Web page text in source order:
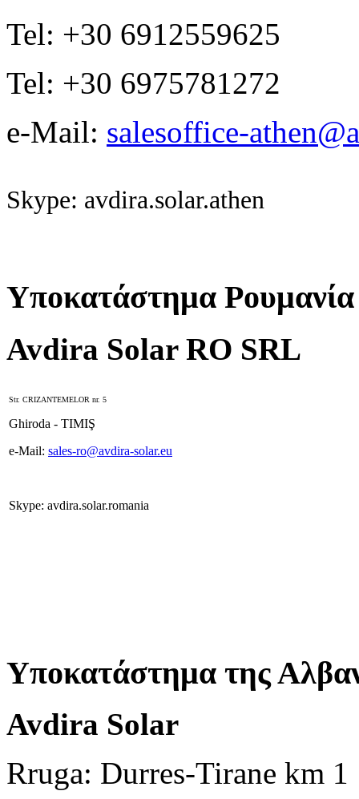
Tel: +30 6912559625
Tel: +30 6975781272
e-Mail: salesoffice-
Skype: avdira.solar.athen
Υποκατάστημα Ρουμανία
Avdira Solar RO SRL
Str. CRIZANTEMELOR nr. 5
Ghiroda - TIMIŞ
e-Mail: sales-ro@avdira-solar.eu
Skype: avdira.solar.romania
Υποκατάστημα της
Avdira Solar
Rruga: Durres-Tirane km 1